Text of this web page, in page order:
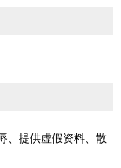
、提供虚假资料、散